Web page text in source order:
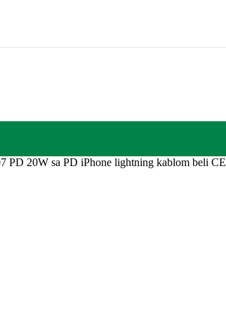
PD 20W sa PD iPhone lightning kablom beli CE